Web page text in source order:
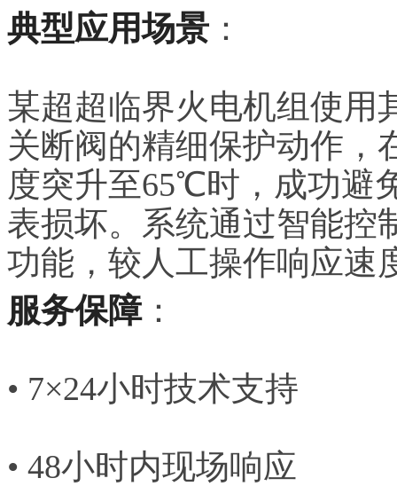
典型应用场景 ：
某超超临界火电机组使用
关断阀的精细保护动作，
度突升至65℃时，成功避
表损坏。系统通过智能控
功能，较人工操作响应速
服务保障：
• 7×24小时技术支持
• 48小时内现场响应